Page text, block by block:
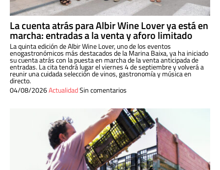
La cuenta atrás para Albir Wine Lover ya está en
marcha: entradas a la venta y aforo limitado
La quinta edición de Albir Wine Lover, uno de los eventos
enogastronómicos más destacados de la Marina Baixa, ya ha iniciado
su cuenta atrás con la puesta en marcha de la venta anticipada de
entradas. La cita tendrá lugar el viernes 4 de septiembre y volverá a
reunir una cuidada selección de vinos, gastronomía y música en
directo.
04/08/2026ActualidadSin comentarios